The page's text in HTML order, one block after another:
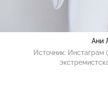
Ани
Источник: Инстаграм